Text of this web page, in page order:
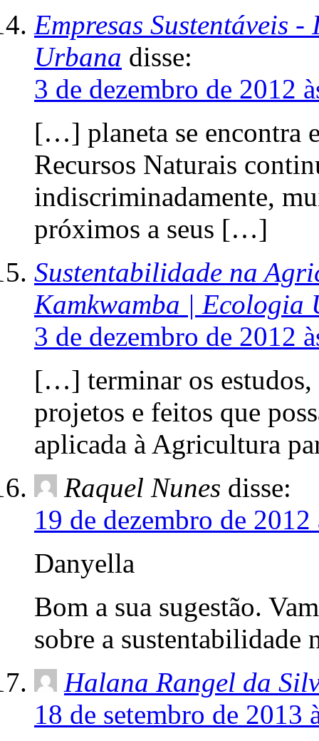
Empresas Sustentáveis
Urbana disse:
3 de dezembro de 2012
[…] planeta se encontra
Recursos Naturais
indiscriminadamente,
próximos a seus […]
Sustentabilidade na
Kamkwamba | Ecologia
3 de dezembro de 2012
[…] terminar os estudos,
projetos e feitos que
aplicada à Agricultura
Raquel Nunes disse:
19 de dezembro de 2012
Danyella
Bom a sua sugestão.
sobre a sustentabilidade
Halana Rangel da
18 de setembro de 2013